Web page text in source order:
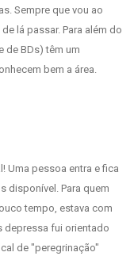
Sempre que vou ao
lá passar. Para além do
de BDs) têm um
bem a área.
Uma pessoa entra e fica
disponível. Para quem
tempo, estava com
depressa fui orientado
de "peregrinação"